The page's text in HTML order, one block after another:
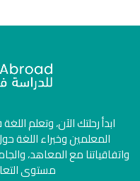
ابدأ رحلتك الآن، وتعلم
المعلمين وخبراء اللغة
واتفاقياتنا مع المعاهد،
مستوى